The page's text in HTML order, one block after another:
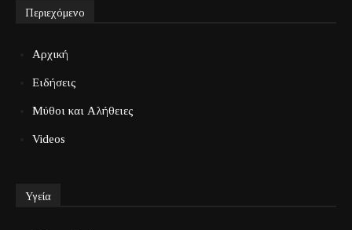
Περιεχόμενο
Αρχική
Ειδήσεις
Μύθοι και Αλήθειες
Videos
Υγεία